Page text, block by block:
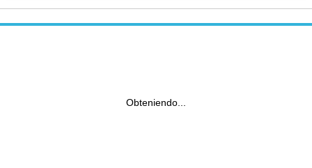
Obteniendo...